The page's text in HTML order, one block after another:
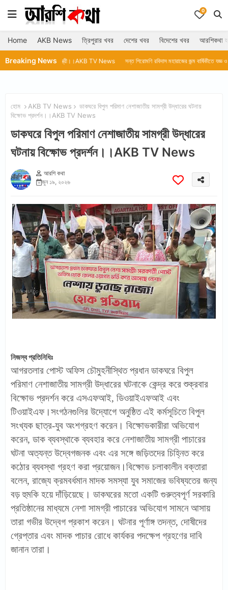
0
Home AKB News ত্রিপুরার খবর দেশের খবর বিদেশের খবর আরশিকথা
Breaking News
মুখ্যমন্ত্রী।।AKB TV News সন্ত শিরোমণি রবিদাস মহারাজের জন্ম বার্ষিকীতে যজ্ঞ ও ধর্মীয় অনুষ্ঠান।।
হোম AKB TV News
ডাকঘরে বিপুল পরিমাণ নেশাজাতীয় সামগ্রী উদ্ধারের ঘটনায়
বিক্ষোভ প্রদর্শন।।AKB TV News
ডাকঘরে বিপুল পরিমাণ নেশাজাতীয় সামগ্রী উদ্ধারের
ঘটনায় বিক্ষোভ প্রদর্শন।।AKB TV News
আরশি কথা
জুন ১৯, ২০২৬
নিজস্ব প্রতিনিধিঃ
আগরতলার পোস্ট অফিস চৌমুহনীস্থিত প্রধান ডাকঘরে বিপুল
পরিমাণ নেশাজাতীয় সামগ্রী উদ্ধারের ঘটনাকে কেন্দ্র করে শুক্রবার
বিক্ষোভ প্রদর্শন করে এসএফআই, ডিওয়াইএফআই এবং
টিওয়াইএফ।সংগঠনগুলির উদ্যোগে অনুষ্ঠিত এই কর্মসূচিতে বিপুল
সংখ্যক ছাত্র-যুব অংশগ্রহণ করেন। বিক্ষোভকারীরা অভিযোগ
করেন, ডাক ব্যবস্থাকে ব্যবহার করে নেশাজাতীয় সামগ্রী পাচারের
ঘটনা অত্যন্ত উদ্বেগজনক এবং এর সঙ্গে জড়িতদের চিহ্নিত করে
কঠোর ব্যবস্থা গ্রহণ করা প্রয়োজন।বিক্ষোভ চলাকালীন বক্তারা
বলেন, রাজ্যে ক্রমবর্ধমান মাদক সমস্যা যুব সমাজের ভবিষ্যতের জন্য
বড় হুমকি হয়ে দাঁড়িয়েছে। ডাকঘরের মতো একটি গুরুত্বপূর্ণ সরকারি
প্রতিষ্ঠানের মাধ্যমে নেশা সামগ্রী পাচারের অভিযোগ সামনে আসায়
তারা গভীর উদ্বেগ প্রকাশ করেন। ঘটনার পূর্ণাঙ্গ তদন্ত, দোষীদের
গ্রেপ্তার এবং মাদক পাচার রোধে কার্যকর পদক্ষেপ গ্রহণের দাবি
জানান তারা।